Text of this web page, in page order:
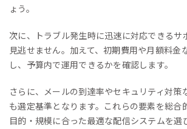
ょう。
次に、トラブル発生時に迅速に対応できるサ
見逃せません。加えて、初期費用や月額料金
し、予算内で運用できるかを確認します。
さらに、メールの到達率やセキュリティ対策
も選定基準となります。これらの要素を総合
目的・規模に合った最適な配信システムを選